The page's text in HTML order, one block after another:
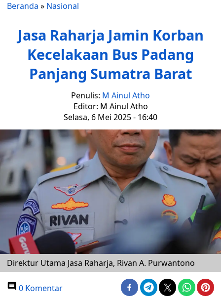
Beranda » Nasional
Jasa Raharja Jamin Korban
Kecelakaan Bus Padang
Panjang Sumatra Barat
Penulis: M Ainul Atho
Editor: M Ainul Atho
Selasa, 6 Mei 2025 - 16:40
Direktur Utama Jasa Raharja, Rivan A. Purwantono
0 Komentar